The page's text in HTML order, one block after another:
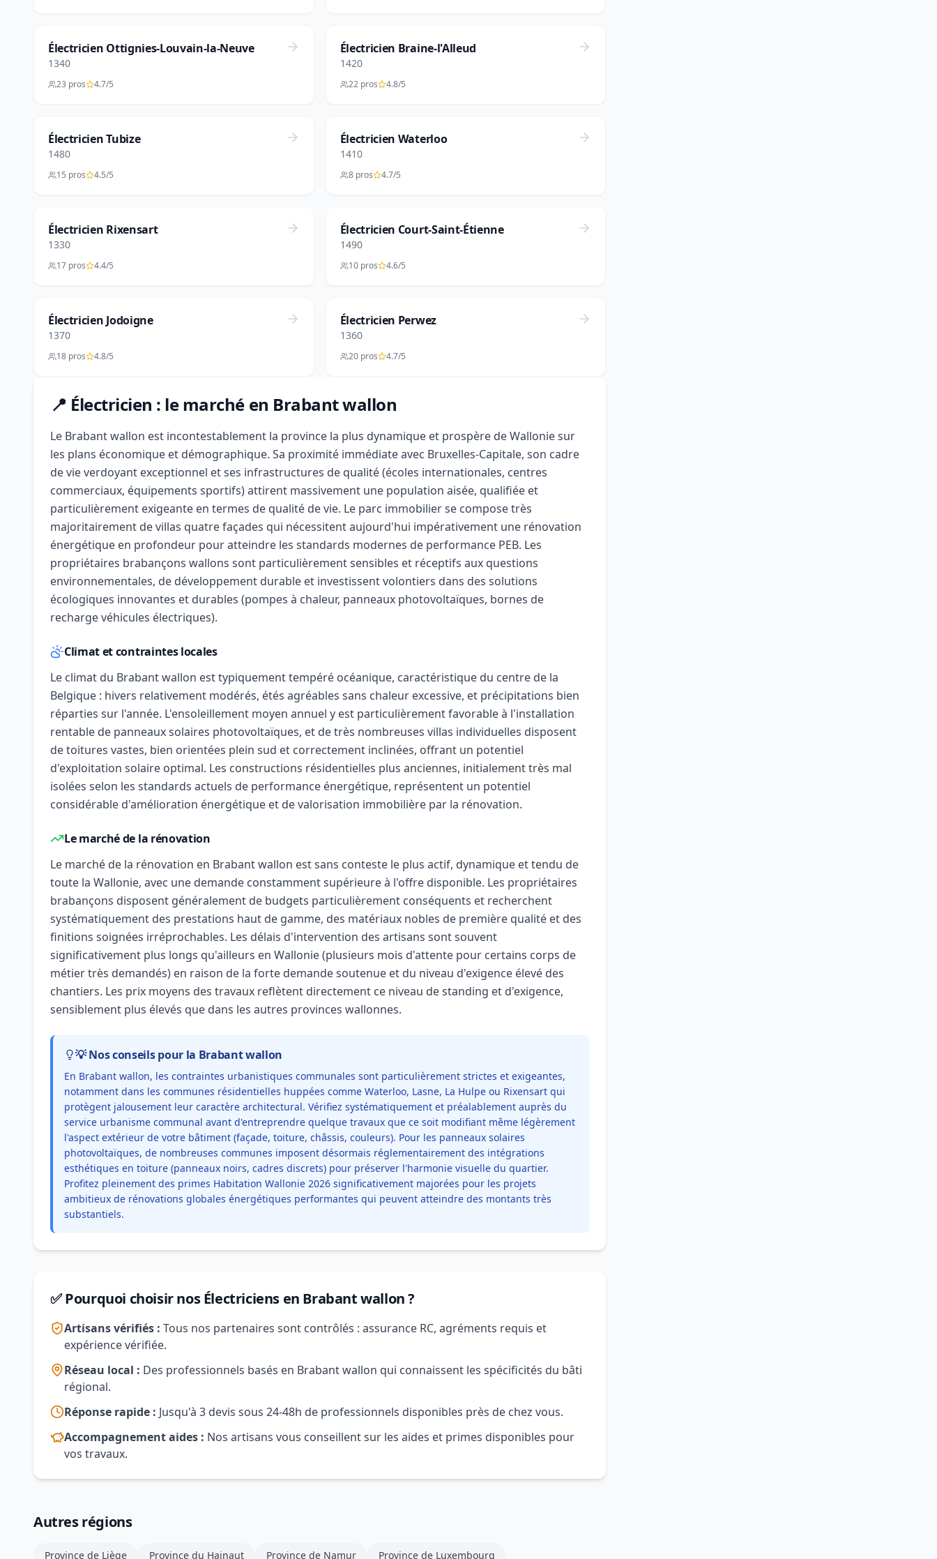
Électricien Ottignies-Louvain-la-Neuve
1340
23 pros 4.7/5
Électricien Braine-l'Alleud
1420
22 pros 4.8/5
Électricien Tubize
1480
15 pros 4.5/5
Électricien Waterloo
1410
8 pros 4.7/5
Électricien Rixensart
1330
17 pros 4.4/5
Électricien Court-Saint-Étienne
1490
10 pros 4.6/5
Électricien Jodoigne
1370
18 pros 4.8/5
Électricien Perwez
1360
20 pros 4.7/5
📍 Électricien : le marché en Brabant wallon
Le Brabant wallon est incontestablement la province la plus dynamique et prospère de Wallonie sur
les plans économique et démographique. Sa proximité immédiate avec Bruxelles-Capitale, son cadre
de vie verdoyant exceptionnel et ses infrastructures de qualité (écoles internationales, centres
commerciaux, équipements sportifs) attirent massivement une population aisée, qualifiée et
particulièrement exigeante en termes de qualité de vie. Le parc immobilier se compose très
majoritairement de villas quatre façades qui nécessitent aujourd'hui impérativement une rénovation
énergétique en profondeur pour atteindre les standards modernes de performance PEB. Les
propriétaires brabançons wallons sont particulièrement sensibles et réceptifs aux questions
environnementales, de développement durable et investissent volontiers dans des solutions
écologiques innovantes et durables (pompes à chaleur, panneaux photovoltaïques, bornes de
recharge véhicules électriques).
Climat et contraintes locales
Le climat du Brabant wallon est typiquement tempéré océanique, caractéristique du centre de la
Belgique : hivers relativement modérés, étés agréables sans chaleur excessive, et précipitations bien
réparties sur l'année. L'ensoleillement moyen annuel y est particulièrement favorable à l'installation
rentable de panneaux solaires photovoltaïques, et de très nombreuses villas individuelles disposent
de toitures vastes, bien orientées plein sud et correctement inclinées, offrant un potentiel
d'exploitation solaire optimal. Les constructions résidentielles plus anciennes, initialement très mal
isolées selon les standards actuels de performance énergétique, représentent un potentiel
considérable d'amélioration énergétique et de valorisation immobilière par la rénovation.
Le marché de la rénovation
Le marché de la rénovation en Brabant wallon est sans conteste le plus actif, dynamique et tendu de
toute la Wallonie, avec une demande constamment supérieure à l'offre disponible. Les propriétaires
brabançons disposent généralement de budgets particulièrement conséquents et recherchent
systématiquement des prestations haut de gamme, des matériaux nobles de première qualité et des
finitions soignées irréprochables. Les délais d'intervention des artisans sont souvent
significativement plus longs qu'ailleurs en Wallonie (plusieurs mois d'attente pour certains corps de
métier très demandés) en raison de la forte demande soutenue et du niveau d'exigence élevé des
chantiers. Les prix moyens des travaux reflètent directement ce niveau de standing et d'exigence,
sensiblement plus élevés que dans les autres provinces wallonnes.
💡 Nos conseils pour la Brabant wallon
En Brabant wallon, les contraintes urbanistiques communales sont particulièrement strictes et exigeantes,
notamment dans les communes résidentielles huppées comme Waterloo, Lasne, La Hulpe ou Rixensart qui
protègent jalousement leur caractère architectural. Vérifiez systématiquement et préalablement auprès du
service urbanisme communal avant d'entreprendre quelque travaux que ce soit modifiant même légèrement
l'aspect extérieur de votre bâtiment (façade, toiture, châssis, couleurs). Pour les panneaux solaires
photovoltaïques, de nombreuses communes imposent désormais réglementairement des intégrations
esthétiques en toiture (panneaux noirs, cadres discrets) pour préserver l'harmonie visuelle du quartier.
Profitez pleinement des primes Habitation Wallonie 2026 significativement majorées pour les projets
ambitieux de rénovations globales énergétiques performantes qui peuvent atteindre des montants très
substantiels.
✅ Pourquoi choisir nos Électriciens en Brabant wallon ?
Artisans vérifiés : Tous nos partenaires sont contrôlés : assurance RC, agréments requis et
expérience vérifiée.
Réseau local : Des professionnels basés en Brabant wallon qui connaissent les spécificités du bâti
régional.
Réponse rapide : Jusqu'à 3 devis sous 24-48h de professionnels disponibles près de chez vous.
Accompagnement aides : Nos artisans vous conseillent sur les aides et primes disponibles pour
vos travaux.
Autres régions
Province de Liège Province du Hainaut Province de Namur Province de Luxembourg